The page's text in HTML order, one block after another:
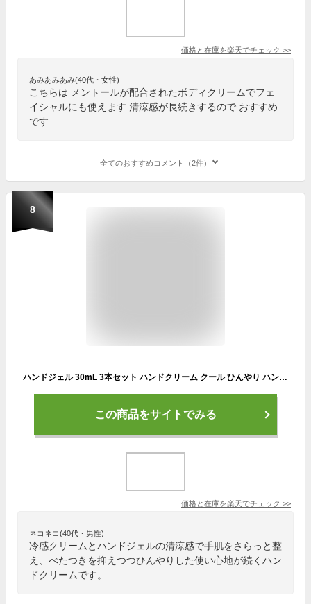
価格と在庫を楽天でチェック >>
あみあみあみ(40代・女性)
こちらは メントールが配合されたボディクリームでフェ
イシャルにも使えます 清涼感が長続きするので おすすめ
です
全てのおすすめコメント（2件）
8
ハンドジェル 30mL 3本セット ハンドクリーム クール ひんやり ハンドケア 手指 清涼感 冷感 潤う しっとり フルーツの香り プレゼント プチギフト【▲5】/【GPP】ひんやりハンドジェルトリオ
この商品をサイトでみる
価格と在庫を楽天でチェック >>
ネコネコ(40代・男性)
冷感クリームとハンドジェルの清涼感で手肌をさらっと整
え、べたつきを抑えつつひんやりした使い心地が続くハン
ドクリームです。